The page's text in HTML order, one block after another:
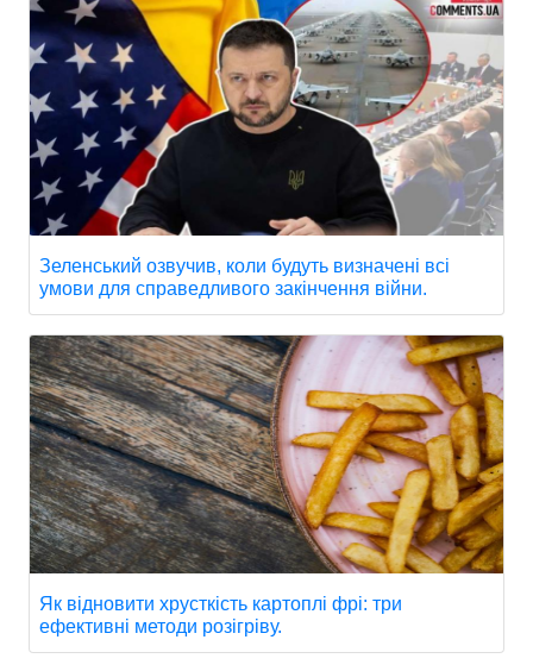
Зеленський озвучив, коли будуть визначені всі
умови для справедливого закінчення війни.
Як відновити хрусткість картоплі фрі: три
ефективні методи розігріву.